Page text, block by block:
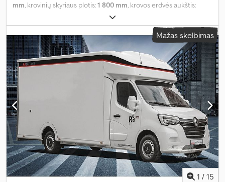
mm, krovinių skyriaus plotis:1 800 mm, krovos erdvės aukštis:
,
Mažas skelbimas
1 / 15